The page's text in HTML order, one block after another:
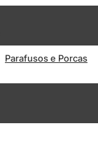
Parafusos e Porcas